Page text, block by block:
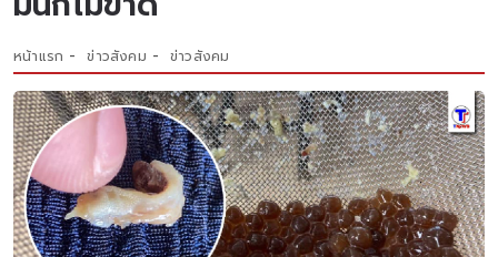
หน้าแรก ข่าวสังคม ข่าวสังคม